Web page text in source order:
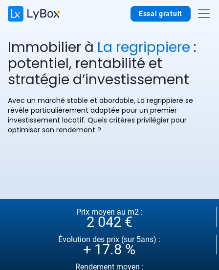
Essai gratuit
Immobilier à La regrippiere :
potentiel, rentabilité et
stratégie d’investissement
Avec un marché stable et abordable, La regrippiere se
révèle particulièrement adaptée pour un premier
investissement locatif. Quels critères privilégier pour
optimiser son rendement ?
Prix moyen au m2 :
2 042 €
Évolution des prix (sur 5ans) :
+ 17.8 %
Rendement moyen :